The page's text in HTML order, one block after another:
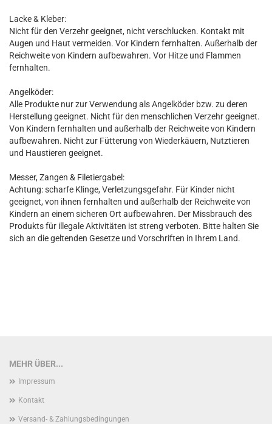
Lacke & Kleber:
Nicht für den Verzehr geeignet, nicht verschlucken. Kontakt mit
Augen und Haut vermeiden. Vor Kindern fernhalten. Außerhalb der
Reichweite von Kindern aufbewahren. Vor Hitze und Flammen
fernhalten.
Angelköder:
Alle Produkte nur zur Verwendung als Angelköder bzw. zu deren
Herstellung geeignet. Nicht für den menschlichen Verzehr geeignet.
Von Kindern fernhalten und außerhalb der Reichweite von Kindern
aufbewahren. Nicht zur Fütterung von Wiederkäuern, Nutztieren
und Haustieren geeignet.
Messer, Zangen & Filetiergabel:
Achtung: scharfe Klinge, Verletzungsgefahr. Für Kinder nicht
geeignet, von ihnen fernhalten und außerhalb der Reichweite von
Kindern an einem sicheren Ort aufbewahren. Der Missbrauch des
Produkts für illegale Aktivitäten ist streng verboten. Bitte halten Sie
sich an die geltenden Gesetze und Vorschriften in Ihrem Land.
MEHR ÜBER...
Impressum
Kontakt
Versand- & Zahlungsbedingungen